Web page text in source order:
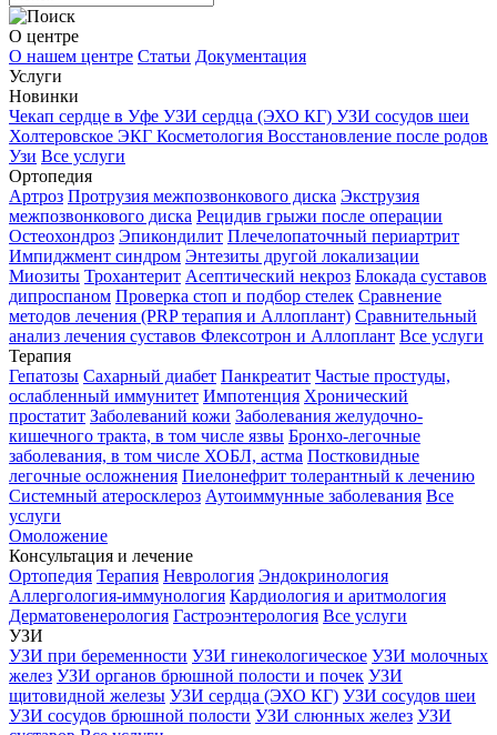
О центре
О нашем центре Статьи Документация
Услуги
Новинки
Чекап сердце в Уфе УЗИ сердца (ЭХО КГ) УЗИ сосудов шеи
Холтеровское ЭКГ Косметология Восстановление после родов
Узи Все услуги
Ортопедия
Артроз Протрузия межпозвонкового диска Экструзия
межпозвонкового диска Рецидив грыжи после операции
Остеохондроз Эпикондилит Плечелопаточный периартрит
Импиджмент синдром Энтезиты другой локализации
Миозиты Трохантерит Асептический некроз Блокада суставов
дипроспаном Проверка стоп и подбор стелек Сравнение
методов лечения (PRP терапия и Аллоплант) Сравнительный
анализ лечения суставов Флексотрон и Аллоплант Все услуги
Терапия
Гепатозы Сахарный диабет Панкреатит Частые простуды,
ослабленный иммунитет Импотенция Хронический
простатит Заболеваний кожи Заболевания желудочно-
кишечного тракта, в том числе язвы Бронхо-легочные
заболевания, в том числе ХОБЛ, астма Постковидные
легочные осложнения Пиелонефрит толерантный к лечению
Системный атеросклероз Аутоиммунные заболевания Все
услуги
Омоложение
Консультация и лечение
Ортопедия Терапия Неврология Эндокринология
Аллергология-иммунология Кардиология и аритмология
Дерматовенерология Гастроэнтерология Все услуги
УЗИ
УЗИ при беременности УЗИ гинекологическое УЗИ молочных
желез УЗИ органов брюшной полости и почек УЗИ
щитовидной железы УЗИ сердца (ЭХО КГ) УЗИ сосудов шеи
УЗИ сосудов брюшной полости УЗИ слюнных желез УЗИ